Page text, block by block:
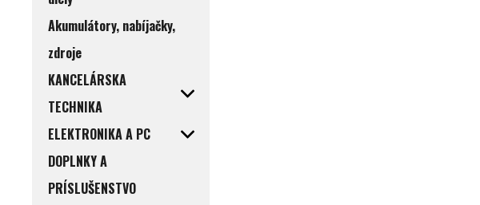
Akumulátory, nabíjačky,
zdroje
KANCELÁRSKA
TECHNIKA
ELEKTRONIKA A PC
DOPLNKY A
PRÍSLUŠENSTVO